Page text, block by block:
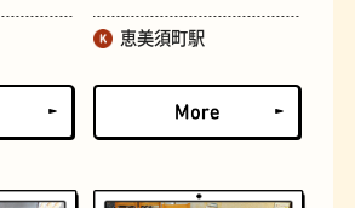
恵美須町駅